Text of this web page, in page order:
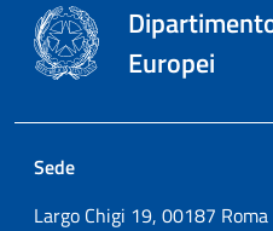
Europei
Sede
Largo Chigi 19, 00187 Roma